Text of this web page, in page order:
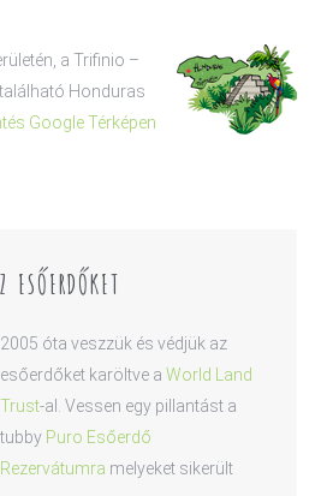
a Trifinio –
Honduras
Google Térképen
2005 óta veszzük és védjük az
esőerdőket karöltve a World Land
Trust-al. Vessen egy pillantást a
tubby Puro Esőerdő
Rezervátumra melyeket sikerült